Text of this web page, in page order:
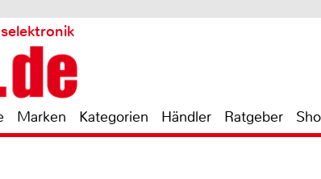
Marken Kategorien Händler Ratgeber